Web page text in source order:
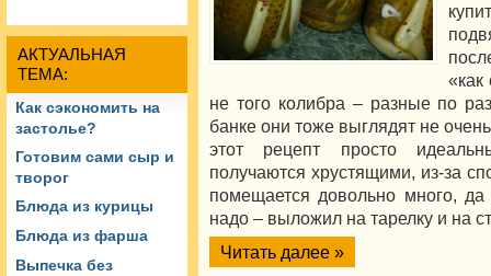
АКТУАЛЬНАЯ
ТЕМА:
Как сэкономить на
застолье?
Готовим сами сыр и
творог
Блюда из курицы
Блюда из фарша
Выпечка без
«как
не того колибра – разные по
банке они тоже выглядят не
этот рецепт просто
получаются хрустящими, из-за
помещается довольно много,
надо – выложил на тарелку и на
Читать далее »